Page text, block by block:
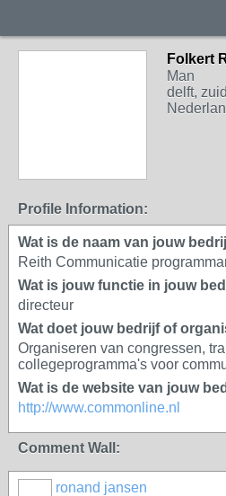
Folkert
Man
delft,
Profile Information:
Wat is de naam van jouw
Reith Communicatie
Wat is jouw functie in jouw
directeur
Wat doet jouw bedrijf of
Organiseren van congressen,
collegeprogramma's voor
Wat is de website van jouw
http://www.commonline.nl
Comment Wall:
ronand jansen